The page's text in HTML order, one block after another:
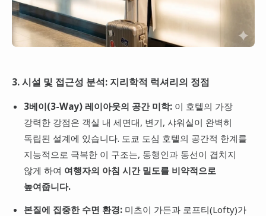
3. 시설 및 접근성 분석: 지리학적 럭셔리의 정점
3베이(3-Way) 레이아웃의 공간 미학:이 호텔의 가장
강력한 강점은 객실 내 세면대, 변기, 샤워실이 완벽히
독립된 설계에 있습니다. 도쿄 도심 호텔의 공간적 한계를
지능적으로 극복한 이 구조는, 동행인과 동선이 겹치지
않게 하여 여행자의 아침 시간 밀도를 비약적으로
높여줍니다.
본질에 집중한 수면 환경:미츠이 가든과 로프티(Lofty)가